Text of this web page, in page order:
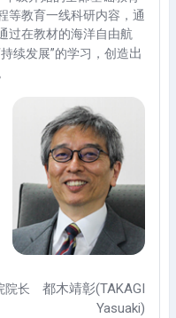
等教育一线科研内容，通
过在教材的海洋自由航
续发展”的学习，创造出
院长 都木靖彰(TAKAGI
Yasuaki)